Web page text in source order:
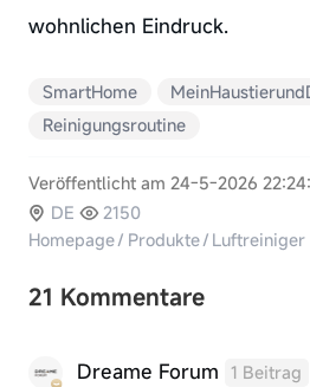
wohnlichen Eindruck.
SmartHome
Reinigungsroutine
Veröffentlicht am 24-5-2026
DE
2150
Homepage/ Produkte/ Luftreiniger
21 Kommentare
Dreame Forum 1 Beitrag